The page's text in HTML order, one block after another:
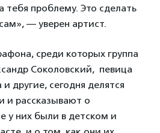
тебя проблему. Это сделать
— уверен артист.
среди которых группа
Соколовский, певица
другие, сегодня делятся
и рассказывают о
у них были в детском и